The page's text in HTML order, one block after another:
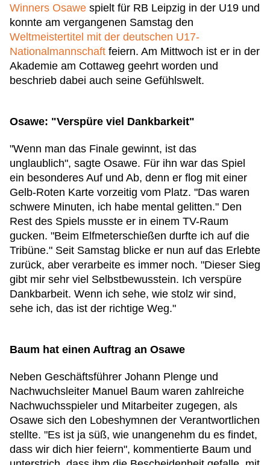
Winners Osawe spielt für RB Leipzig in der U19 und
konnte am vergangenen Samstag den
Weltmeistertitel mit der deutschen U17-
Nationalmannschaft feiern. Am Mittwoch ist er in der
Akademie am Cottaweg geehrt worden und
beschrieb dabei auch seine Gefühlswelt.
Osawe: "Verspüre viel Dankbarkeit"
"Wenn man das Finale gewinnt, ist das
unglaublich", sagte Osawe. Für ihn war das Spiel
ein besonderes Auf und Ab, denn er flog mit einer
Gelb-Roten Karte vorzeitig vom Platz. "Das waren
schwere Minuten, ich habe mental gelitten." Den
Rest des Spiels musste er in einem TV-Raum
gucken. "Beim Elfmeterschießen durfte ich auf die
Tribüne." Seit Samstag blicke er nun auf das Erlebte
zurück, aber verarbeite es immer noch. "Dieser Sieg
gibt mir sehr viel Selbstbewusstein. Ich verspüre
Dankbarbeit. Wenn ich sehe, wie stolz wir sind,
sehe ich, das ist der richtige Weg."
Baum hat einen Auftrag an Osawe
Neben Geschäftsführer Johann Plenge und
Nachwuchsleiter Manuel Baum waren zahlreiche
Nachwuchsspieler und Mitarbeiter zugegen, als
Osawe sich den Lobeshymnen der Verantwortlichen
stellte. "Es ist ja süß, wie unangenehm du es findet,
dass wir dich hier feiern", kommentierte Baum und